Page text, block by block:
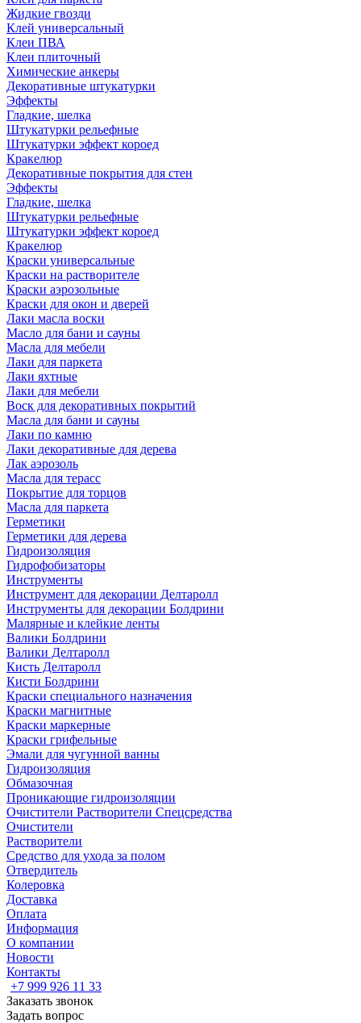
Жидкие гвозди
Клей универсальный
Клеи ПВА
Клеи плиточный
Химические анкеры
Декоративные штукатурки
Эффекты
Гладкие, шелка
Штукатурки рельефные
Штукатурки эффект короед
Кракелюр
Декоративные покрытия для стен
Эффекты
Гладкие, шелка
Штукатурки рельефные
Штукатурки эффект короед
Кракелюр
Краски универсальные
Краски на растворителе
Краски аэрозольные
Краски для окон и дверей
Лаки масла воски
Масло для бани и сауны
Масла для мебели
Лаки для паркета
Лаки яхтные
Лаки для мебели
Воск для декоративных покрытий
Масла для бани и сауны
Лаки по камню
Лаки декоративные для дерева
Лак аэрозоль
Масла для терасс
Покрытие для торцов
Масла для паркета
Герметики
Герметики для дерева
Гидроизоляция
Гидрофобизаторы
Инструменты
Инструмент для декорации Делтаролл
Инструменты для декорации Болдрини
Малярные и клейкие ленты
Валики Болдрини
Валики Делтаролл
Кисть Делтаролл
Кисти Болдрини
Краски специального назначения
Краски магнитные
Краски маркерные
Краски грифельные
Эмали для чугунной ванны
Гидроизоляция
Обмазочная
Проникающие гидроизоляции
Очистители Растворители Спецсредства
Очистители
Растворители
Средство для ухода за полом
Отвердитель
Колеровка
Доставка
Оплата
Информация
О компании
Новости
Контакты
+7 999 926 11 33
Заказать звонок
Задать вопрос